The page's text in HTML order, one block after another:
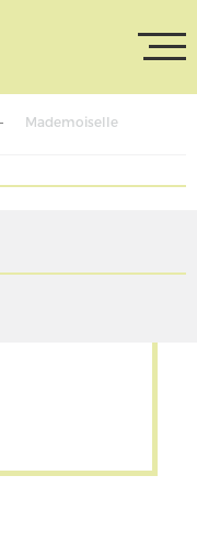
Mademoiselle